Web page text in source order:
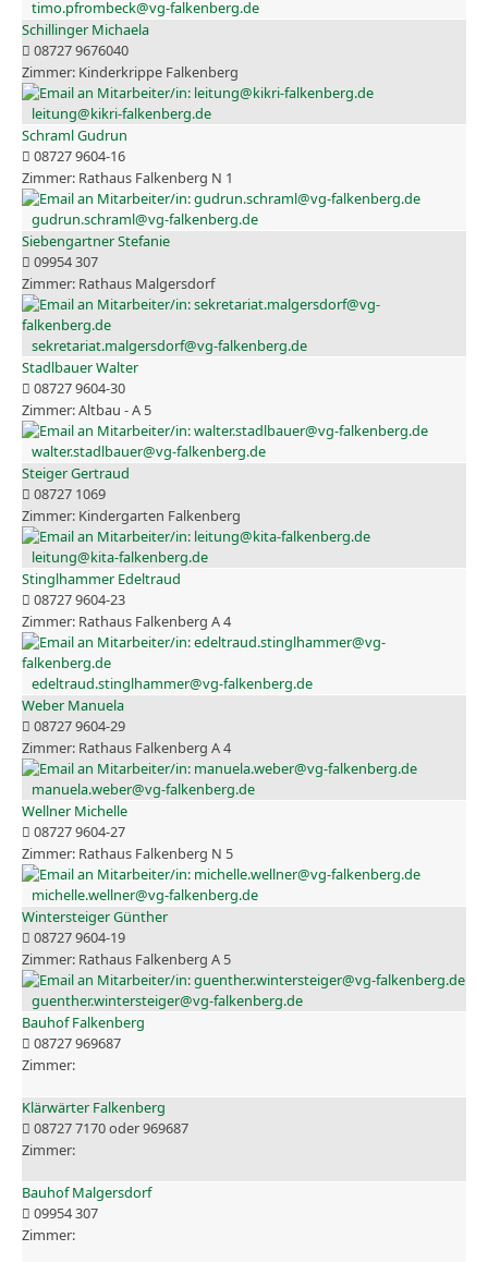
timo.pfrombeck@vg-falkenberg.de
Schillinger Michaela
08727 9676040
Kinderkrippe Falkenberg
leitung@kikri-falkenberg.de
Schraml Gudrun
08727 9604-16
Rathaus Falkenberg N 1
gudrun.schraml@vg-falkenberg.de
Siebengartner Stefanie
09954 307
Rathaus Malgersdorf
sekretariat.malgersdorf@vg-falkenberg.de
Stadlbauer Walter
08727 9604-30
Altbau - A 5
walter.stadlbauer@vg-falkenberg.de
Steiger Gertraud
08727 1069
Kindergarten Falkenberg
leitung@kita-falkenberg.de
Stinglhammer Edeltraud
08727 9604-23
Rathaus Falkenberg A 4
edeltraud.stinglhammer@vg-falkenberg.de
Weber Manuela
08727 9604-29
Rathaus Falkenberg A 4
manuela.weber@vg-falkenberg.de
Wellner Michelle
08727 9604-27
Rathaus Falkenberg N 5
michelle.wellner@vg-falkenberg.de
Wintersteiger Günther
08727 9604-19
Rathaus Falkenberg A 5
guenther.wintersteiger@vg-falkenberg.de
Bauhof Falkenberg
08727 969687
Klärwärter Falkenberg
08727 7170 oder 969687
Bauhof Malgersdorf
09954 307